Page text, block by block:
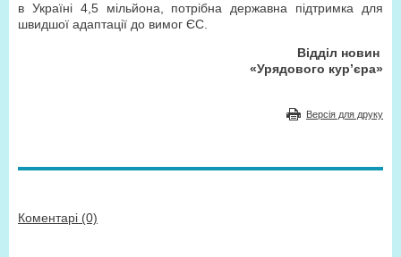
в Україні 4,5 мільйона, потрібна державна підтримка для
швидшої адаптації до вимог ЄС.
Відділ новин
«Урядового кур’єра»
Версія для друку
Коментарі (0)